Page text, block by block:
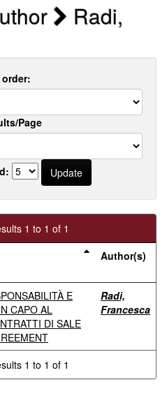
Radi,
Page
1 to 1 of 1
Author(s)
E
CAPO AL
DI SALE
Radi,
Francesca
1 to 1 of 1